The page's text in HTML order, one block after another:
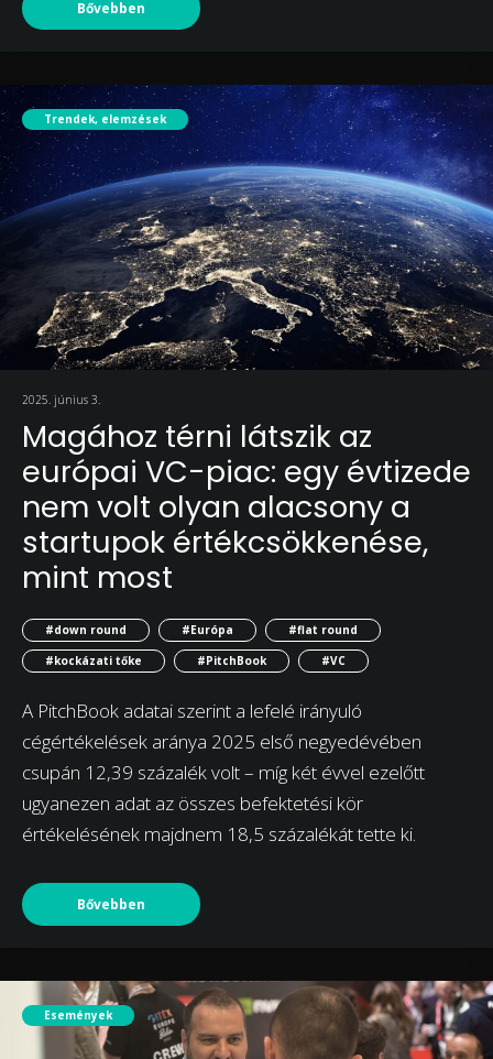
Bővebben
Trendek, elemzések
2025. június 3.
Magához térni látszik az
európai VC-piac: egy évtizede
nem volt olyan alacsony a
startupok értékcsökkenése,
mint most
#down round #Európa
#flat round
#kockázati tőke
#PitchBook #VC
A PitchBook adatai szerint a lefelé irányuló
cégértékelések aránya 2025 első negyedévében
csupán 12,39 százalék volt – míg két évvel ezelőtt
ugyanezen adat az összes befektetési kör
értékelésének majdnem 18,5 százalékát tette ki.
Bővebben
Események